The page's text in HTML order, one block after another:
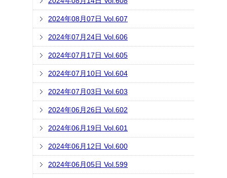
2024年08月07日 Vol.607
2024年07月24日 Vol.606
2024年07月17日 Vol.605
2024年07月10日 Vol.604
2024年07月03日 Vol.603
2024年06月26日 Vol.602
2024年06月19日 Vol.601
2024年06月12日 Vol.600
2024年06月05日 Vol.599